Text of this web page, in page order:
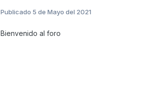
Publicado 5 de Mayo del 2021
Bienvenido al foro